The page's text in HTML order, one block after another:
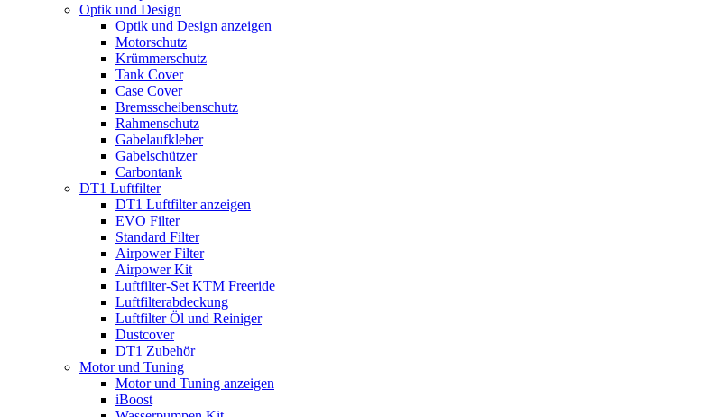
Optik und Design
Optik und Design anzeigen
Motorschutz
Krümmerschutz
Tank Cover
Case Cover
Bremsscheibenschutz
Rahmenschutz
Gabelaufkleber
Gabelschützer
Carbontank
DT1 Luftfilter
DT1 Luftfilter anzeigen
EVO Filter
Standard Filter
Airpower Filter
Airpower Kit
Luftfilter-Set KTM Freeride
Luftfilterabdeckung
Luftfilter Öl und Reiniger
Dustcover
DT1 Zubehör
Motor und Tuning
Motor und Tuning anzeigen
iBoost